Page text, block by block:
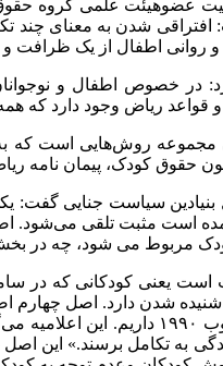
عضوهیئت علمی گروه حقوق
افتراقی شدن به معنای
اطفال از یک ظرافت و
کرد: در خصوص اطفال و
ریاض وجود دارد که
روش‌هایی است که به
حقوق کودک، پیمان نامه
سیاست جنایی گفت:
است مثبت تلقی می‌شود.
مربوط می شود، چه در
یعنی کودکانی که در
شدن دارد. اصل چهارم
جهانی بنام بقا و تکامل
به تکامل برسند.» این